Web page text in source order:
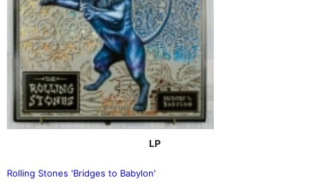
LP
Rolling Stones 'Bridges to Babylon'